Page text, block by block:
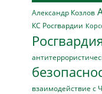
Александр Козлов
КС Росгвардии
взаимодействие с